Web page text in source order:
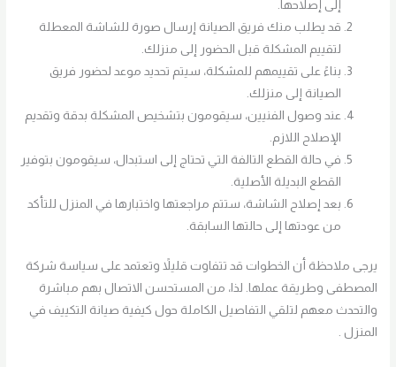
إلى إصلاحها.
قد يطلب منك فريق الصيانة إرسال صورة للشاشة المعطلة
لتقييم المشكلة قبل الحضور إلى منزلك.
بناءً على تقييمهم للمشكلة، سيتم تحديد موعد لحضور فريق
الصيانة إلى منزلك.
عند وصول الفنيين، سيقومون بتشخيص المشكلة بدقة وتقديم
الإصلاح اللازم.
في حالة القطع التالفة التي تحتاج إلى استبدال، سيقومون بتوفير
القطع البديلة الأصلية.
بعد إصلاح الشاشة، ستتم مراجعتها واختبارها في المنزل للتأكد
من عودتها إلى حالتها السابقة.
يرجى ملاحظة أن الخطوات قد تتفاوت قليلاً وتعتمد على سياسة شركة
المصطفى وطريقة عملها. لذا، من المستحسن الاتصال بهم مباشرة
والتحدث معهم لتلقي التفاصيل الكاملة حول كيفية صيانة التكييف في
المنزل .